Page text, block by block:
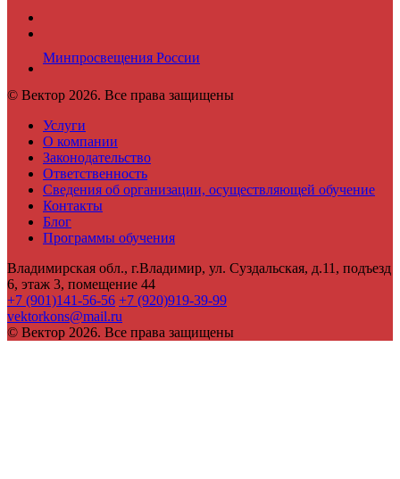
Минпросвещения России
© Вектор 2026. Все права защищены
Услуги
О компании
Законодательство
Ответственность
Сведения об организации, осуществляющей обучение
Контакты
Блог
Программы обучения
Владимирская обл., г.Владимир, ул. Суздальская, д.11, подъезд
6, этаж 3, помещение 44
+7 (901)141-56-56 +7 (920)919-39-99
vektorkons@mail.ru
© Вектор 2026. Все права защищены